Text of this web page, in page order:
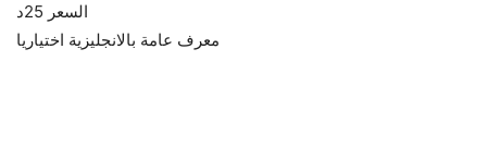
السعر 25د
معرف عامة بالانجليزية اختياريا